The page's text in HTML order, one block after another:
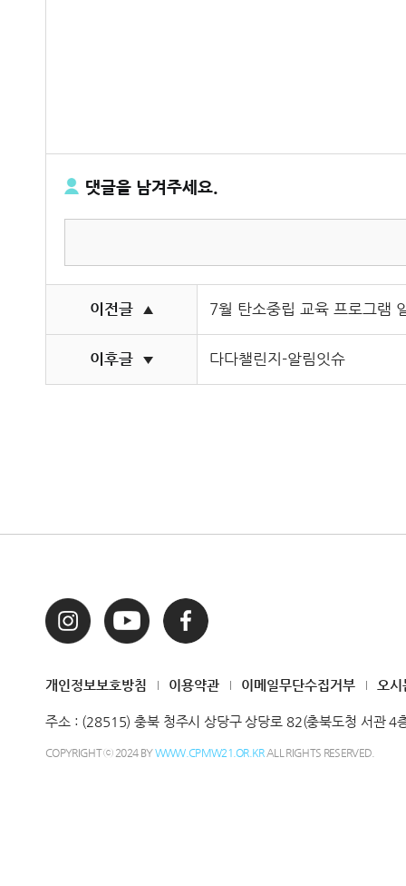
댓글을 남겨주세요.
이전글 ▲ 7월 탄소중립 교육 프로그램
이후글 ▼ 다다챌린지-알림잇슈
개인정보보호방침 이용약관 이메일무단수집거부 오
주소 : (28515) 충북 청주시 상당구 상당로 82(충북도청 서관 4
COPYRIGHT ⓒ 2024 BYWWW.CPMW21.OR.KRALL RIGHTS RESERVED.